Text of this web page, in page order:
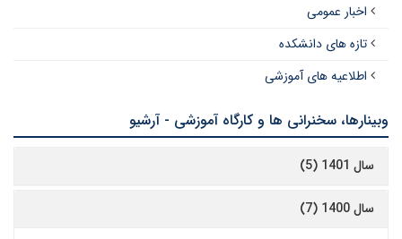
اخبار عمومی
تازه های دانشکده
اطلاعیه های آموزشی
وبینارها، سخنرانی ها و کارگاه آموزشی - آرشیو
سال 1401 (5)
سال 1400 (7)